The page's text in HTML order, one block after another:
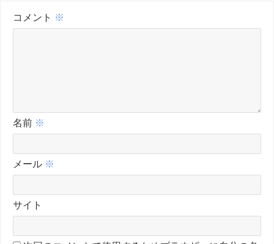
コメント ※
名前 ※
メール ※
サイト